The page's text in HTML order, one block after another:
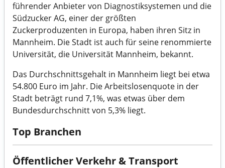
führender Anbieter von Diagnostiksystemen und die
Südzucker AG, einer der größten
Zuckerproduzenten in Europa, haben ihren Sitz in
Mannheim. Die Stadt ist auch für seine renommierte
Universität, die Universität Mannheim, bekannt.
Das Durchschnittsgehalt in Mannheim liegt bei etwa
54.800 Euro im Jahr. Die Arbeitslosenquote in der
Stadt beträgt rund 7,1%, was etwas über dem
Bundesdurchschnitt von 5,3% liegt.
Top Branchen
Öffentlicher Verkehr & Transport